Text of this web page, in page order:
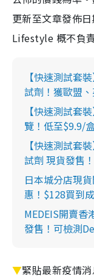
更新至文章發佈
Lifestyle 概不負
【快速測試套
試劑！獲歐盟
【快速測試套
覽！低至$9.9/
【快速測試套
試劑 現貨發售
日本城分店現
惠！$128買到
MEDEIS開賣香
發售！可檢測
▼緊貼最新疫情